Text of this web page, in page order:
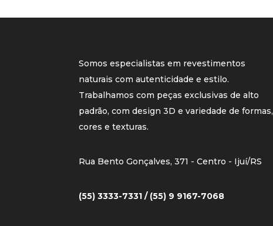
Somos especialistas em revestimentos
naturais com autenticidade e estilo.
Trabalhamos com peças exclusivas de alto
padrão, com design 3D e variedade de formas,
cores e texturas.
Rua Bento Gonçalves, 371 - Centro - Ijuí/RS
(55) 3333-7331 / (55) 9 9167-7068